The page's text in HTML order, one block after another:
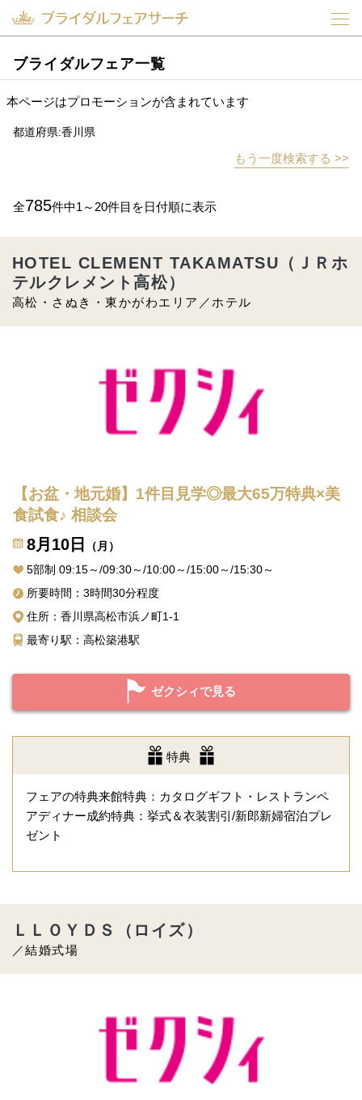
ブライダルフェア一覧
本ページはプロモーションが含まれています
都道府県:香川県
もう一度検索する >>
全785件中1～20件目を日付順に表示
高松・さぬき・東かがわエリア／ホテル
HOTEL CLEMENT TAKAMATSU（ＪＲホ
テルクレメント高松）
【お盆・地元婚】1件目見学◎最大65万特典×美
食試食♪ 相談会
8月10日
（月）
5部制 09:15～/09:30～/10:00～/15:00～/15:30～
所要時間：3時間30分程度
住所：香川県高松市浜ノ町1-1
最寄り駅：高松築港駅
ゼクシィで見る
特典
フェアの特典来館特典：カタログギフト・レストランペ
アディナー成約特典：挙式＆衣装割引/新郎新婦宿泊プレ
ゼント
／結婚式場
ＬＬＯＹＤＳ（ロイズ）